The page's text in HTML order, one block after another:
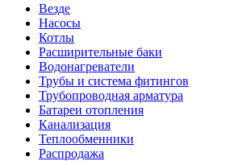
Везде
Насосы
Котлы
Расширительные баки
Водонагреватели
Трубы и система фитингов
Трубопроводная арматура
Батареи отопления
Канализация
Теплообменники
Распродажа